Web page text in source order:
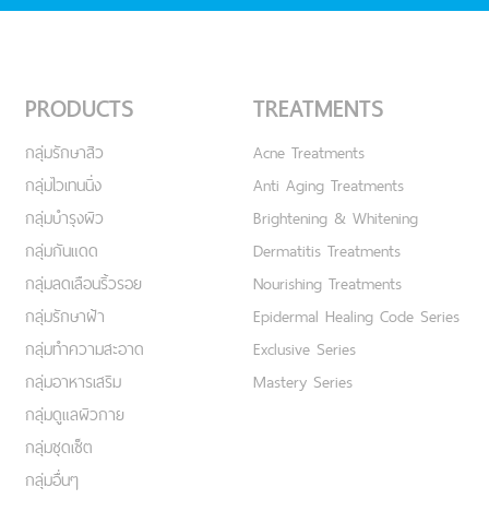
PRODUCTS
กลุ่มรักษาสิว
กลุ่มไวเทนนิ่ง
กลุ่มบำรุงผิว
กลุ่มกันแดด
กลุ่มลดเลือนริ้วรอย
กลุ่มรักษาฝ้า
กลุ่มทำความสะอาด
กลุ่มอาหารเสริม
กลุ่มดูแลผิวกาย
กลุ่มชุดเซ็ต
กลุ่มอื่นๆ
TREATMENTS
Acne Treatments
Anti Aging Treatments
Brightening & Whitening
Dermatitis Treatments
Nourishing Treatments
Epidermal Healing Code Series
Exclusive Series
Mastery Series